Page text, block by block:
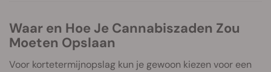
Waar en Hoe Je Cannabiszaden Zou
Moeten Opslaan
Voor kortetermijnopslag kun je gewoon kiezen voor een